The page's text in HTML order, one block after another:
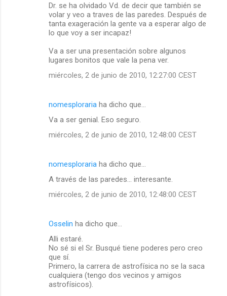
Dr. se ha olvidado Vd. de decir que también se
volar y veo a traves de las paredes. Después de
tanta exageración la gente va a esperar algo de
lo que voy a ser incapaz!
Va a ser una presentación sobre algunos
lugares bonitos que vale la pena ver.
miércoles, 2 de junio de 2010, 12:27:00 CEST
nomesploraria ha dicho que…
Va a ser genial. Eso seguro.
miércoles, 2 de junio de 2010, 12:48:00 CEST
nomesploraria ha dicho que…
A través de las paredes... interesante.
miércoles, 2 de junio de 2010, 12:48:00 CEST
Osselin ha dicho que…
Alli estaré.
No sé si el Sr. Busqué tiene poderes pero creo
que sí.
Primero, la carrera de astrofísica no se la saca
cualquiera (tengo dos vecinos y amigos
astrofísicos).